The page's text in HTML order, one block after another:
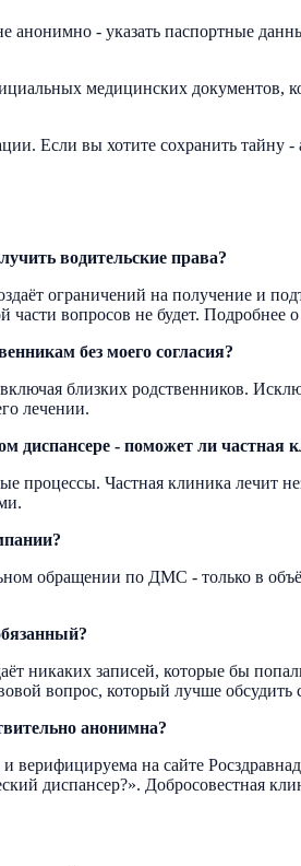
анонимно - указать паспортные
медицинских документов,
Если вы хотите сохранить
водительские права?
ограничений на получение и
части вопросов не будет. Подробнее
без моего согласия?
близких родственников.
лечении.
диспансере - поможет ли частная
процессы. Частная клиника лечит
обращении по ДМС - только в
никаких записей, которые бы
вопрос, который лучше обсудить
анонимна?
на сайте
диспансер?». Добросовестная